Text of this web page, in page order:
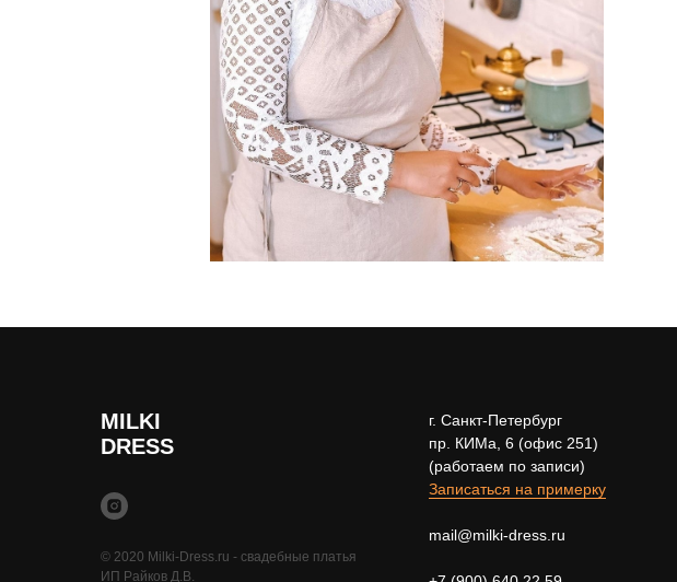
MILKI
DRESS
© 2020 Milki-Dress.ru - свадебные платья
ИП Райков Д.В.
г. Санкт-Петербург
пр. КИМа, 6 (офис 251)
(работаем по записи)
Записаться на примерку
mail@milki-dress.ru